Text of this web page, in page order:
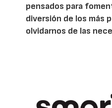
pensados para
diversión de los más
olvidarnos de las